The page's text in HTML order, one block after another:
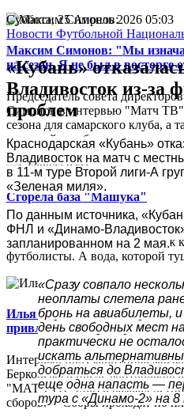
Максим Симонов: "Мы
на сезон. Я не был в восторге
Председатель совета
Симонов в интервью "Матч
сезона для самарского клуба, а
кадровой ошибке...
Сгорела база "Машука"
В ночь на 26 июля
Пожар уничтожил третий этаж
футболисты. А вода, которой
Илья Берковский: "Хорошо,
привлекают к тренировкам и
Интервью полузащитника
Берковского после
"МАТЧ ТВ" (9:0) в рамках
сборов.— Сборы проходят по
Суббота, 25 Апрель 2026 05:03
Новости Футбольной
«Кубань»
Владивосток из-за
проблем
Краснодарская «Кубань»
Владивосток на матч с
в 11-м туре Второй лиги-А
«Зеленая миля».
По данным источника,
ФНЛ и «Динамо-
запланированном на 2 мая.
«Сразу совпало
неоплаты слетела
бронь на авиабилеты,
день свободных мест
практически не
искать
добраться до
еще одна напасть —
тура с «Динамо-2» на 8